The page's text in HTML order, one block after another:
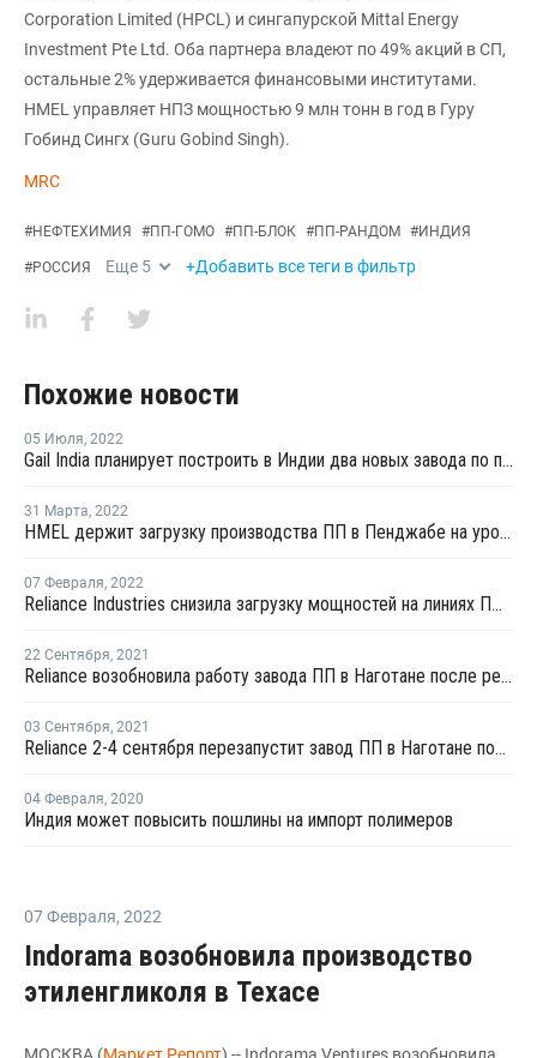
Corporation Limited (HPCL) и сингапурской Mittal Energy
Investment Pte Ltd. Оба партнера владеют по 49% акций в СП,
остальные 2% удерживается финансовыми институтами.
HMEL управляет НПЗ мощностью 9 млн тонн в год в Гуру
Гобинд Сингх (Guru Gobind Singh).
MRC
#НЕФТЕХИМИЯ #ПП-ГОМО #ПП-БЛОК #ПП-РАНДОМ #ИНДИЯ
#РОССИЯ Еще 5 +Добавить все теги в фильтр
Похожие новости
05 Июля, 2022
Gail India планирует построить в Индии два новых завода по производству ПП
31 Марта, 2022
HMEL держит загрузку производства ПП в Пенджабе на уровне 50-60%
07 Февраля, 2022
Reliance Industries снизила загрузку мощностей на линиях ПП в Джамнагаре на 20-30%
22 Сентября, 2021
Reliance возобновила работу завода ПП в Наготане после ремонта
03 Сентября, 2021
Reliance 2-4 сентября перезапустит завод ПП в Наготане после ремонта
04 Февраля, 2020
Индия может повысить пошлины на импорт полимеров
07 Февраля, 2022
Indorama возобновила производство
этиленгликоля в Техасе
МОСКВА (Маркет Репорт) -- Indorama Ventures возобновила